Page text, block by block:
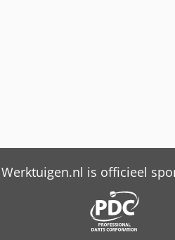
Werktuigen.nl is officieel